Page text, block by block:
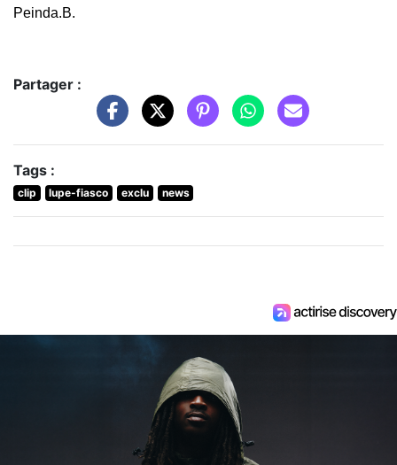
Peinda.B.
Partager :
Tags :
clip lupe-fiasco exclu news